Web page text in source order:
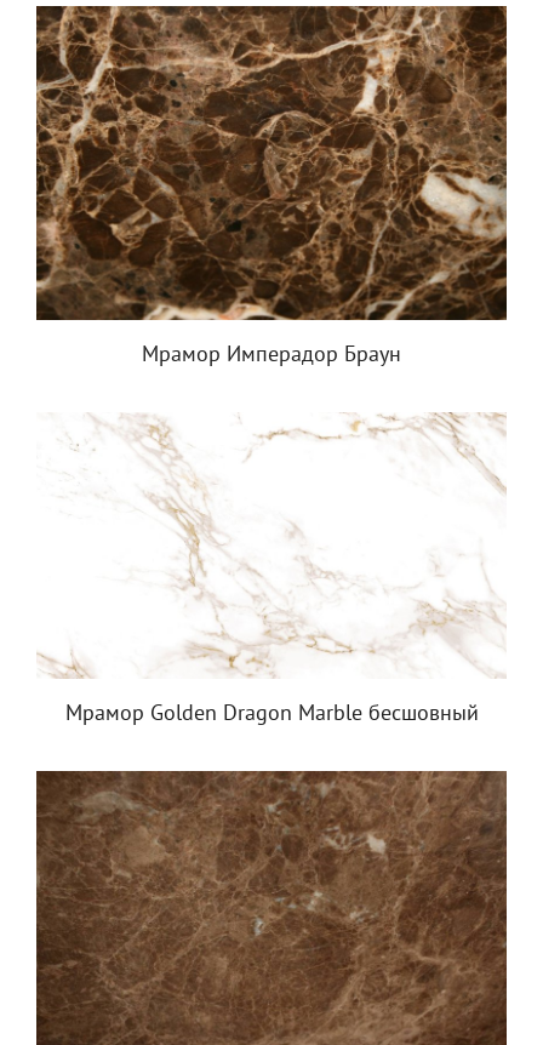
Мрамор Имперадор Браун
Мрамор Golden Dragon Marble бесшовный